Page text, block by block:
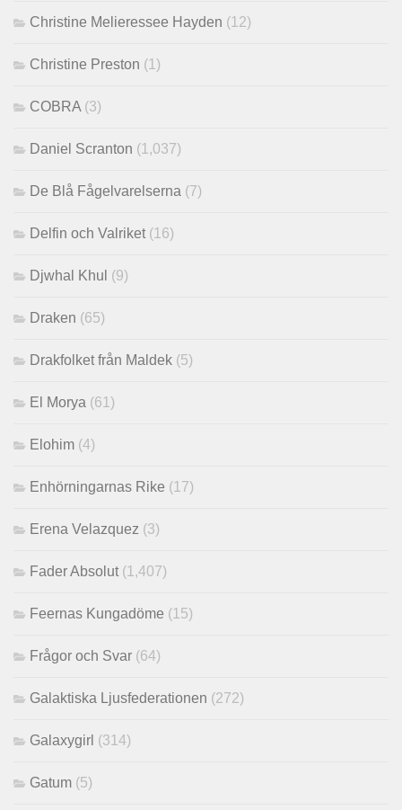
Christine Melieressee Hayden (12)
Christine Preston (1)
COBRA (3)
Daniel Scranton (1,037)
De Blå Fågelvarelserna (7)
Delfin och Valriket (16)
Djwhal Khul (9)
Draken (65)
Drakfolket från Maldek (5)
El Morya (61)
Elohim (4)
Enhörningarnas Rike (17)
Erena Velazquez (3)
Fader Absolut (1,407)
Feernas Kungadöme (15)
Frågor och Svar (64)
Galaktiska Ljusfederationen (272)
Galaxygirl (314)
Gatum (5)